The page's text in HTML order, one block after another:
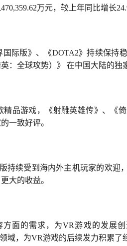
万元，较上年同比增长
际版》、《DOTA2》持续保持
：全球攻势）》 在中国大陆的独
品游戏，《射雕英雄传》、《
一致好评。
持续受到海内外主机玩家的欢迎
大的收益。
面的需求，为VR游戏的发展
域，为VR游戏的后续发力积累了